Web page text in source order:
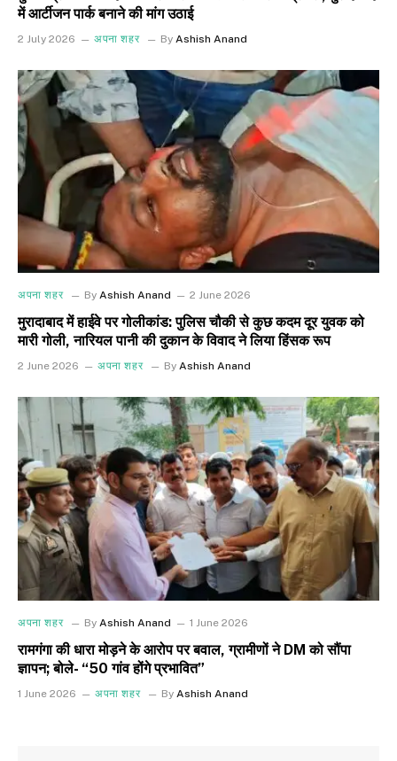
में आर्टीजन पार्क बनाने की मांग उठाई
2 July 2026 अपना शहर By Ashish Anand
अपना शहर By Ashish Anand 2 June 2026
मुरादाबाद में हाईवे पर गोलीकांड: पुलिस चौकी से कुछ कदम दूर युवक को
मारी गोली, नारियल पानी की दुकान के विवाद ने लिया हिंसक रूप
2 June 2026 अपना शहर By Ashish Anand
अपना शहर By Ashish Anand 1 June 2026
रामगंगा की धारा मोड़ने के आरोप पर बवाल, ग्रामीणों ने DM को सौंपा
ज्ञापन; बोले- “50 गांव होंगे प्रभावित”
1 June 2026 अपना शहर By Ashish Anand